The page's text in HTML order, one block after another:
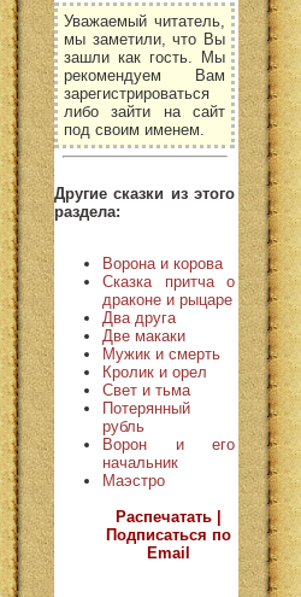
Уважаемый читатель,
мы заметили, что Вы
зашли как гость. Мы
рекомендуем Вам
зарегистрироваться
либо зайти на сайт
под своим именем.
Другие сказки из этого
раздела:
Ворона и корова
Сказка притча о
драконе и рыцаре
Два друга
Две макаки
Мужик и смерть
Кролик и орел
Свет и тьма
Потерянный
рубль
Ворон и его
начальник
Маэстро
Распечатать |
Подписаться по
Email